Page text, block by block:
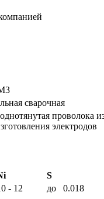
сварочная
проволока
электродов
S
- 12 до 0.018